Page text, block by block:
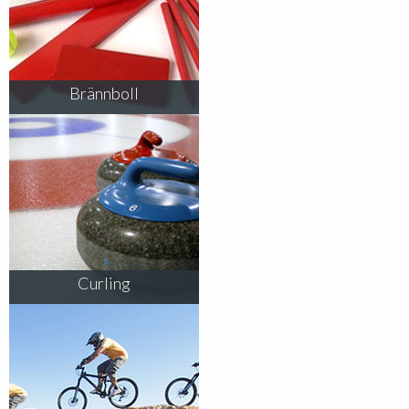
Brännboll
Curling